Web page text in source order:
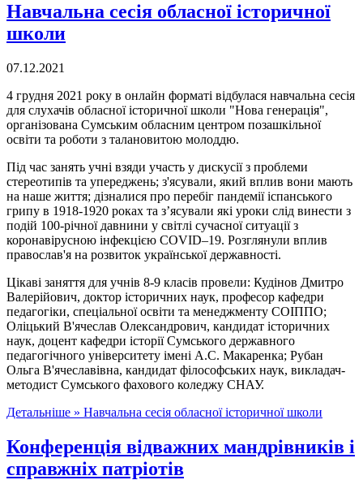
Навчальна сесія обласної історичної
школи
07.12.2021
4 грудня 2021 року в онлайн форматі відбулася навчальна сесія
для слухачів обласної історичної школи "Нова генерація",
організована Сумським обласним центром позашкільної
освіти та роботи з талановитою молоддю.
Під час занять учні взяди участь у дискусії з проблеми
стереотипів та упереджень; з'ясували, який вплив вони мають
на наше життя; дізналися про перебіг пандемії іспанського
грипу в 1918-1920 роках та з’ясували які уроки слід винести з
подій 100-річної давнини у світлі сучасної ситуації з
коронавірусною інфекцією COVID–19. Розглянули вплив
православ'я на розвиток української державності.
Цікаві заняття для учнів 8-9 класів провели: Кудінов Дмитро
Валерійович, доктор історичних наук, професор кафедри
педагогіки, спеціальної освіти та менеджменту СОІППО;
Оліцький В'ячеслав Олександрович, кандидат історичних
наук, доцент кафедри історії Сумського державного
педагогічного університету імені А.С. Макаренка; Рубан
Ольга В'ячеславівна, кандидат філософських наук, викладач-
методист Сумського фахового коледжу СНАУ.
Детальніше » Навчальна сесія обласної історичної школи
Конференція відважних мандрівників і
справжніх патріотів